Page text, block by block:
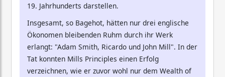
19. Jahrhunderts darstellen.
Insgesamt, so Bagehot, hätten nur drei englische
Ökonomen bleibenden Ruhm durch ihr Werk
erlangt: "Adam Smith, Ricardo und John Mill". In der
Tat konnten Mills Principles einen Erfolg
verzeichnen, wie er zuvor wohl nur dem Wealth of